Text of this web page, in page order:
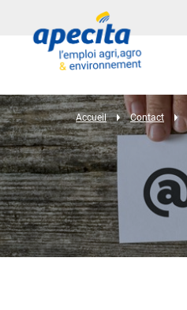
Accueil Contact